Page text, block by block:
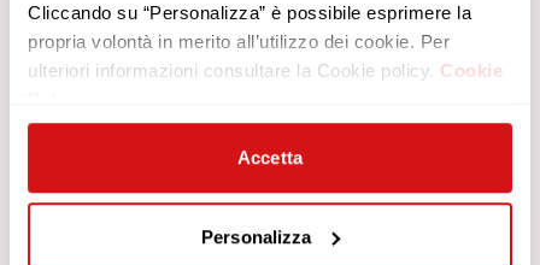
Cliccando su “Personalizza” è possibile esprimere la
propria volontà in merito all’utilizzo dei cookie. Per
ulteriori informazioni consultare la Cookie policy. Cookie
Accetta
Personalizza
Newsletter
Cookie policy
Codice etico
Whistleblowing
Servizi
Piano protezione